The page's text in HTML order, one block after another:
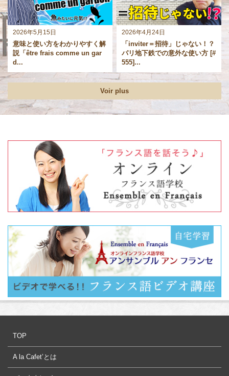
2026年5月15日
意味と使い方をわかりやすく解
説「être frais comme un gar
d...
2026年4月24日
「inviter＝招待」じゃない！？
パリ地下鉄での意外な使い方 [#
555]...
Voir plus
TOP
A la Cafet’とは